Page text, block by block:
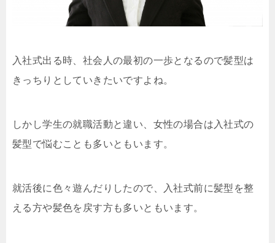
入社式出る時、社会人の最初の一歩となるので髪型は
きっちりとしていきたいですよね。
しかし学生の就職活動と違い、女性の場合は入社式の
髪型で悩むことも多いともいます。
就活後に色々遊んだりしたので、入社式前に髪型を整
える方や髪色を戻す方も多いともいます。